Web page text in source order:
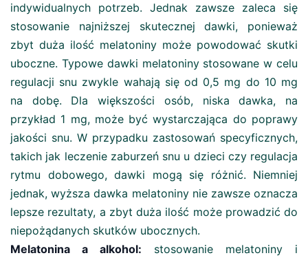
indywidualnych potrzeb. Jednak zawsze zaleca się
stosowanie najniższej skutecznej dawki, ponieważ
zbyt duża ilość melatoniny może powodować skutki
uboczne. Typowe dawki melatoniny stosowane w celu
regulacji snu zwykle wahają się od 0,5 mg do 10 mg
na dobę. Dla większości osób, niska dawka, na
przykład 1 mg, może być wystarczająca do poprawy
jakości snu. W przypadku zastosowań specyficznych,
takich jak leczenie zaburzeń snu u dzieci czy regulacja
rytmu dobowego, dawki mogą się różnić. Niemniej
jednak, wyższa dawka melatoniny nie zawsze oznacza
lepsze rezultaty, a zbyt duża ilość może prowadzić do
niepożądanych skutków ubocznych.
Melatonina a alkohol: stosowanie melatoniny i